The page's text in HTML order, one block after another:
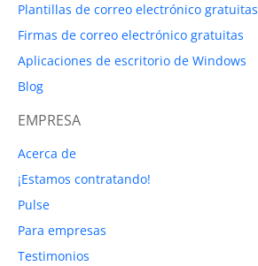
Plantillas de correo electrónico gratuitas
Firmas de correo electrónico gratuitas
Aplicaciones de escritorio de Windows
Blog
EMPRESA
Acerca de
¡Estamos contratando!
Pulse
Para empresas
Testimonios